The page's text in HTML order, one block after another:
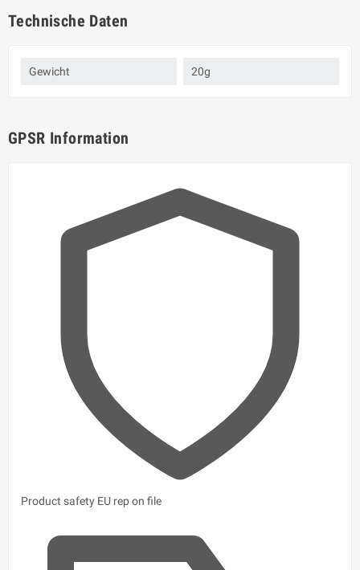
Technische Daten
Gewicht 20g
GPSR Information
Product safety EU rep on file